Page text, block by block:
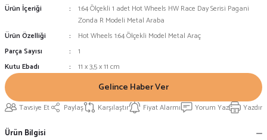
Ürün İçeriği
1:64 Ölçekli 1 adet Hot Wheels HW Race Day Serisi Pagani
Zonda R Modeli Metal Araba
Ürün Özelliği
Hot Wheels 1:64 Ölçekli Model Metal Araç
Parça Sayısı
1
Kutu Ebadı
11 x 3,5 x 11 cm
Gelince Haber Ver
Tavsiye Et Paylaş Karşılaştır Fiyat Alarmı Yorum Yaz Yazdır
Ürün Bilgisi